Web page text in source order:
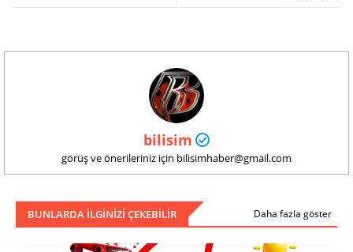
bilisim
görüş ve önerileriniz için bilisimhaber@gmail.com
BUNLARDA ILGINIZI ÇEKEBILIR Daha fazla göster